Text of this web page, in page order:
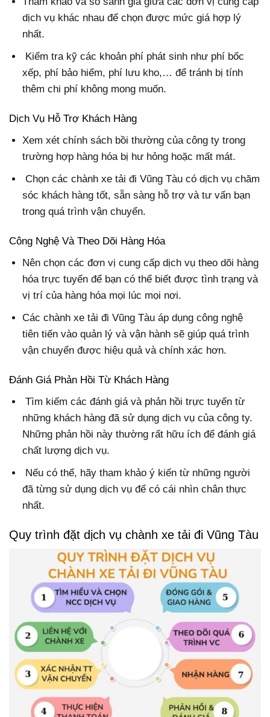
dịch vụ khác nhau để chọn được mức giá hợp lý
nhất.
Kiểm tra kỹ các khoản phí phát sinh như phí bốc
xếp, phí bảo hiểm, phí lưu kho,… để tránh bị tính
thêm chi phí không mong muốn.
Dịch Vụ Hỗ Trợ Khách Hàng
Xem xét chính sách bồi thường của công ty trong
trường hợp hàng hóa bị hư hỏng hoặc mất mát.
Chọn các chành xe tải đi Vũng Tàu có dịch vụ chăm
sóc khách hàng tốt, sẵn sàng hỗ trợ và tư vấn bạn
trong quá trình vận chuyển.
Công Nghệ Và Theo Dõi Hàng Hóa
Nên chọn các đơn vị cung cấp dịch vụ theo dõi hàng
hóa trực tuyến để bạn có thể biết được tình trạng và
vị trí của hàng hóa mọi lúc mọi nơi.
Các chành xe tải đi Vũng Tàu áp dụng công nghệ
tiên tiến vào quản lý và vận hành sẽ giúp quá trình
vận chuyển được hiệu quả và chính xác hơn.
Đánh Giá Phản Hồi Từ Khách Hàng
Tìm kiếm các đánh giá và phản hồi trực tuyến từ
những khách hàng đã sử dụng dịch vụ của công ty.
Những phản hồi này thường rất hữu ích để đánh giá
chất lượng dịch vụ.
Nếu có thể, hãy tham khảo ý kiến từ những người
đã từng sử dụng dịch vụ để có cái nhìn chân thực
nhất.
Quy trình đặt dịch vụ chành xe tải đi Vũng Tàu